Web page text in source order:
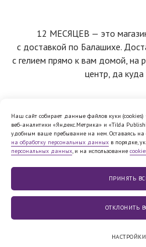
12 МЕСЯЦЕВ — это
с доставкой по Балашихе.
с гелием прямо к вам домой, на
центр, да куда
Политика обработки персональных
данных
Согласие на обработку персональных
данных
Наш сайт собирает данные файлов куки (cookies)
веб-аналитики «Яндекс.Метрика» и «Tilda
удобным ваше пребывание на нем. Оставаясь на
на обработку персональных данных в порядке,
персональных данных, и на использование
ПРИНЯТЬ
ОТКЛОНИТЬ
НАСТРОЙКИ